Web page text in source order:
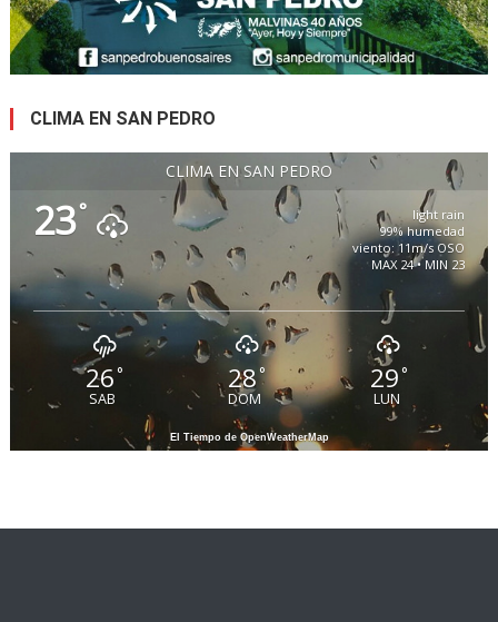
CLIMA EN SAN PEDRO
CLIMA EN SAN PEDRO
23°
light rain
99% humedad
viento: 11m/s OSO
MAX 24 • MIN 23
26°
SAB
28 °
DOM
29°
LUN
El Tiempo de OpenWeatherMap